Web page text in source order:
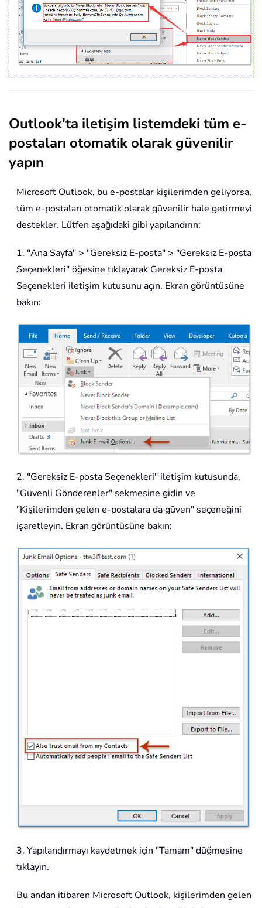
Outlook'ta iletişim listemdeki tüm e-
postaları otomatik olarak güvenilir
yapın
Microsoft Outlook, bu e-postalar kişilerimden geliyorsa,
tüm e-postaları otomatik olarak güvenilir hale getirmeyi
destekler. Lütfen aşağıdaki gibi yapılandırın:
1. "Ana Sayfa" > "Gereksiz E-posta" > "Gereksiz E-posta
Seçenekleri" öğesine tıklayarak Gereksiz E-posta
Seçenekleri iletişim kutusunu açın. Ekran görüntüsüne
bakın:
2. "Gereksiz E-posta Seçenekleri" iletişim kutusunda,
"Güvenli Gönderenler" sekmesine gidin ve
"Kişilerimden gelen e-postalara da güven" seçeneğini
işaretleyin. Ekran görüntüsüne bakın:
3. Yapılandırmayı kaydetmek için "Tamam" düğmesine
tıklayın.
Bu andan itibaren Microsoft Outlook, kişilerimden gelen